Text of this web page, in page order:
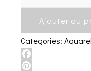
Tomorrow
be
fine
»2024
Ajouter au
Categories:
Facebook